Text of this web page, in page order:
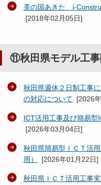
美の国あきた i-
[2018年02月05日]
⑪秋田県モデル工
秋田県週休２日制工事
の対応について [2026
ICT活用工事及び簡易型
[2026年03月04日]
秋田県簡易型ＩＣＴ活
用）
[2026年01月22日]
秋田県ＩＣＴ活用工事